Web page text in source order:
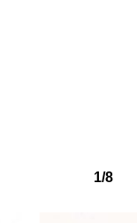
la cistella.
1/8